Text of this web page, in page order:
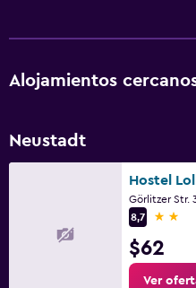
Alojamientos
Neustadt
Görlitzer Str.
8,7
2
$62
Ver